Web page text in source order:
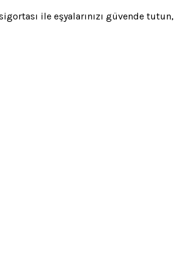
ile eşyalarınızı güvende tutun,